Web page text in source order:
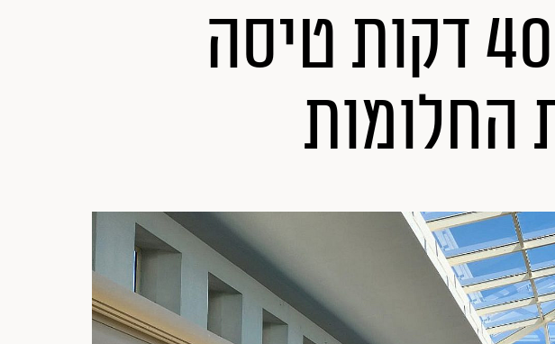
זה מלון או ארמון? 40 דקות טיסה
החלומות